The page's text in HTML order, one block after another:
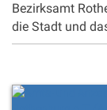
Bezirksamt
die Stadt und